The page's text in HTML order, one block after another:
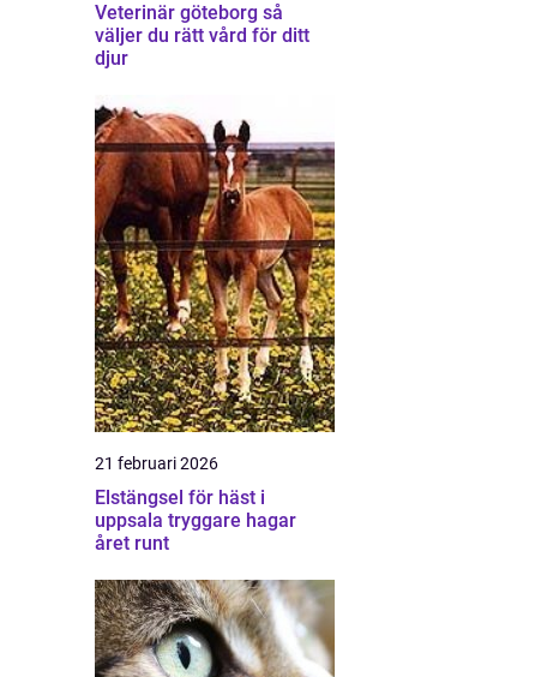
Veterinär göteborg så
väljer du rätt vård för ditt
djur
21 februari 2026
Elstängsel för häst i
uppsala tryggare hagar
året runt